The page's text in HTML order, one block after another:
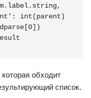
int(parent)
обходит
список.